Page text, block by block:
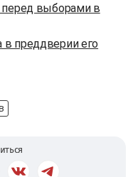
выборами в
в преддверии его